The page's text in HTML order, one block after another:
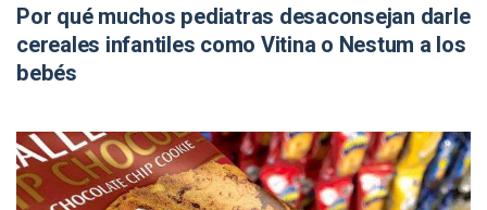
Por qué muchos pediatras desaconsejan darle
cereales infantiles como Vitina o Nestum a los
bebés